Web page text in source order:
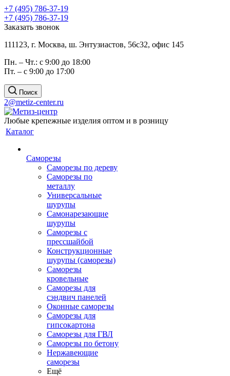
+7 (495) 786-37-19
+7 (495) 786-37-19
Заказать звонок
111123, г. Москва, ш. Энтузиастов, 56с32, офис 145
Пн. – Чт.: с 9:00 до 18:00
Пт. – с 9:00 до 17:00
Поиск
2@metiz-center.ru
Любые крепежные изделия оптом и в розницу
Каталог
Саморезы
Саморезы по дереву
Саморезы по
металлу
Универсальные
шурупы
Самонарезающие
шурупы
Саморезы с
прессшайбой
Конструкционные
шурупы (саморезы)
Саморезы
кровельные
Саморезы для
сэндвич панелей
Оконные саморезы
Саморезы для
гипсокартона
Саморезы для ГВЛ
Саморезы по бетону
Нержавеющие
саморезы
Ещё